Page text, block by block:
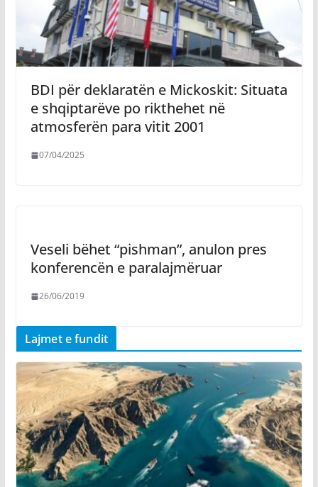
BDI për deklaratën e Mickoskit: Situata
e shqiptarëve po rikthehet në
atmosferën para vitit 2001
07/04/2025
Veseli bëhet “pishman”, anulon pres
konferencën e paralajmëruar
26/06/2019
Lajmet e fundit